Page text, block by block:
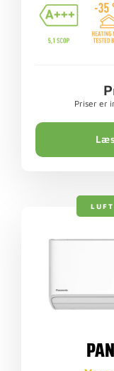
Priser er